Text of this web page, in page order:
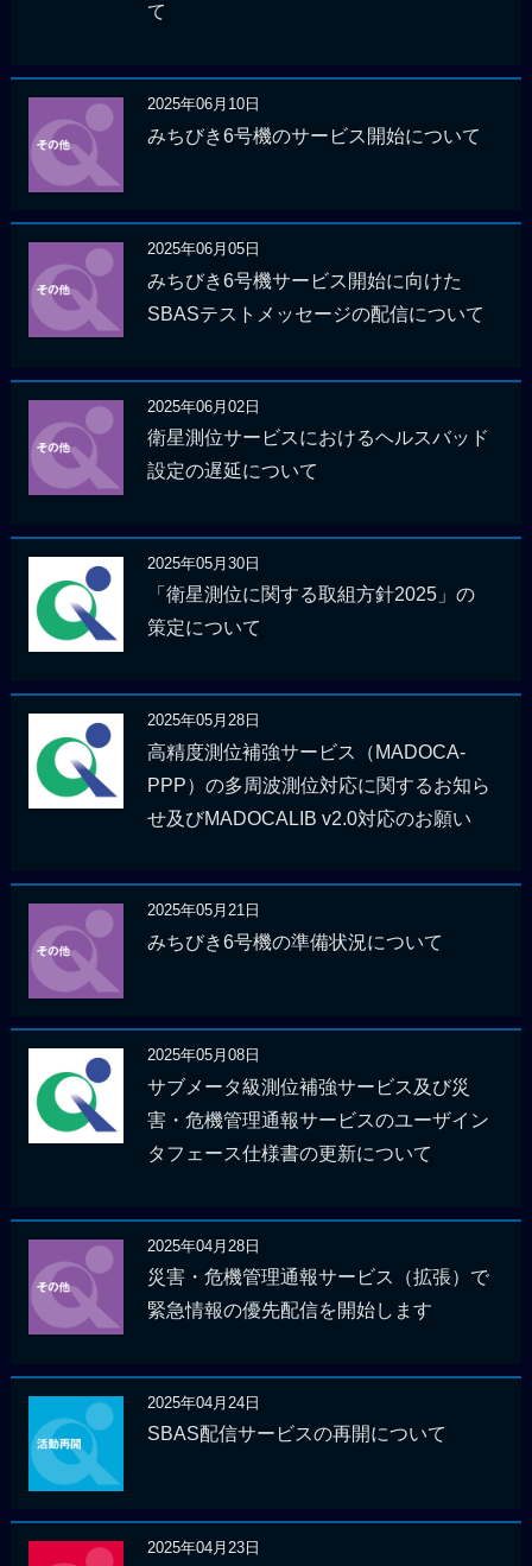
て
2025年06月10日
みちびき6号機のサービス開始について
2025年06月05日
みちびき6号機サービス開始に向けた
SBASテストメッセージの配信について
2025年06月02日
衛星測位サービスにおけるヘルスバッド
設定の遅延について
2025年05月30日
「衛星測位に関する取組方針2025」の
策定について
2025年05月28日
高精度測位補強サービス（MADOCA-
PPP）の多周波測位対応に関するお知ら
せ及びMADOCALIB v2.0対応のお願い
2025年05月21日
みちびき6号機の準備状況について
2025年05月08日
サブメータ級測位補強サービス及び災
害・危機管理通報サービスのユーザイン
タフェース仕様書の更新について
2025年04月28日
災害・危機管理通報サービス（拡張）で
緊急情報の優先配信を開始します
2025年04月24日
SBAS配信サービスの再開について
2025年04月23日